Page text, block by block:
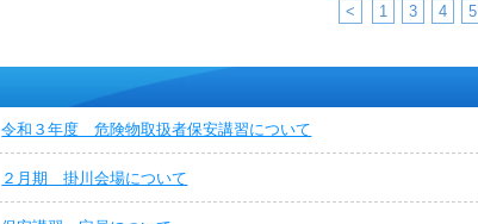
< 1 3 4 5
令和３年度 危険物取扱者保安講習について
２月期 掛川会場について